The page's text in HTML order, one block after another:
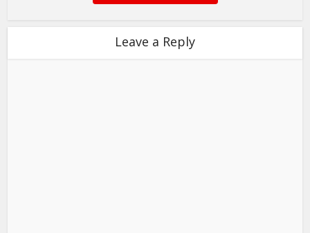
Leave a Reply